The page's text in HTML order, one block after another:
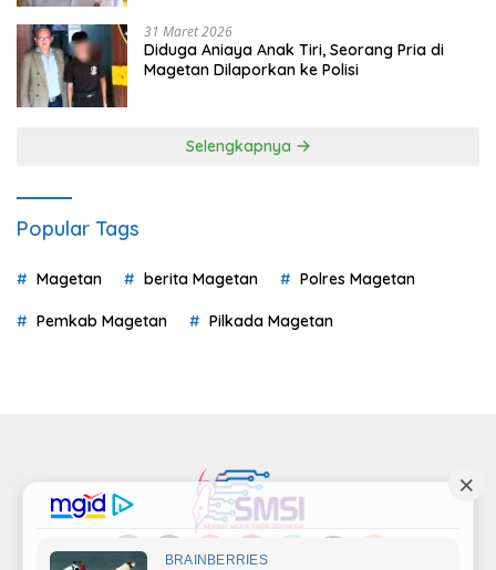
31 Maret 2026
Diduga Aniaya Anak Tiri, Seorang Pria di
Magetan Dilaporkan ke Polisi
Selengkapnya
Popular Tags
Magetan berita Magetan Polres Magetan
Pemkab Magetan Pilkada Magetan